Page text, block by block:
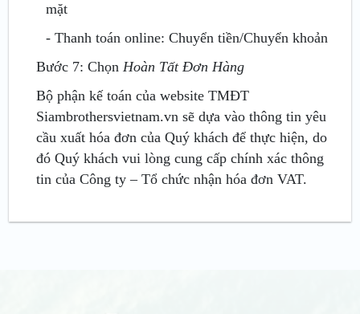
mặt
- Thanh toán online: Chuyển tiền/Chuyển khoản
Bước 7: ChọnHoàn Tất Đơn Hàng
Bộ phận kế toán của website TMĐT
Siambrothersvietnam.vn sẽ dựa vào thông tin yêu
cầu xuất hóa đơn của Quý khách để thực hiện, do
đó Quý khách vui lòng cung cấp chính xác thông
tin của Công ty – Tổ chức nhận hóa đơn VAT.